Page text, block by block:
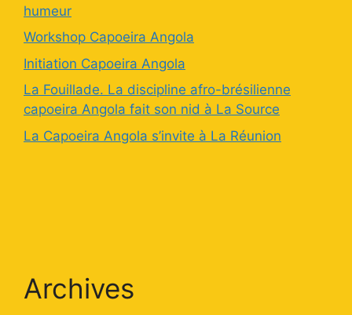
humeur
Workshop Capoeira Angola
Initiation Capoeira Angola
La Fouillade. La discipline afro-brésilienne
capoeira Angola fait son nid à La Source
La Capoeira Angola s’invite à La Réunion
Archives